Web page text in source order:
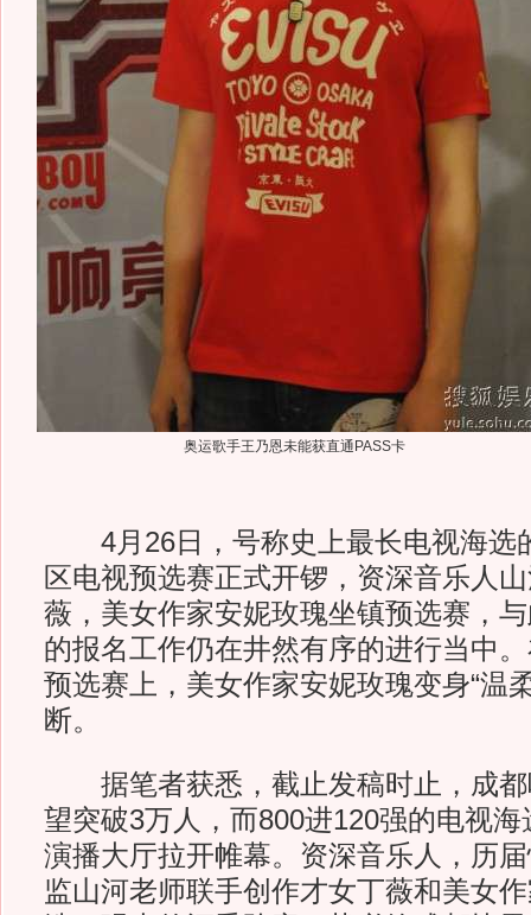
奥运歌手王乃恩未能获直通PASS卡
4月26日，号称史上最长电视海选
区电视预选赛正式开锣，资深音乐人
薇，美女作家安妮玫瑰坐镇预选赛，
的报名工作仍在井然有序的进行当中
预选赛上，美女作家安妮玫瑰变身“温
断。
据笔者获悉，截止发稿时止，成都
望突破3万人，而800进120强的电视
演播大厅拉开帷幕。资深音乐人，历
监山河老师联手创作才女丁薇和美女